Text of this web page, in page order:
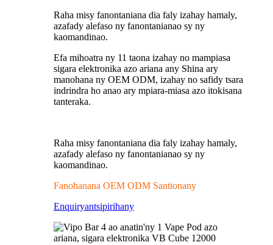
Raha misy fanontaniana dia faly izahay hamaly,
azafady alefaso ny fanontanianao sy ny
kaomandinao.
Efa mihoatra ny 11 taona izahay no mampiasa
sigara elektronika azo ariana any Shina ary
manohana ny OEM ODM, izahay no safidy tsara
indrindra ho anao ary mpiara-miasa azo itokisana
tanteraka.
Raha misy fanontaniana dia faly izahay hamaly,
azafady alefaso ny fanontanianao sy ny
kaomandinao.
Fanohanana OEM ODM Santionany
Enquiryantsipirihany